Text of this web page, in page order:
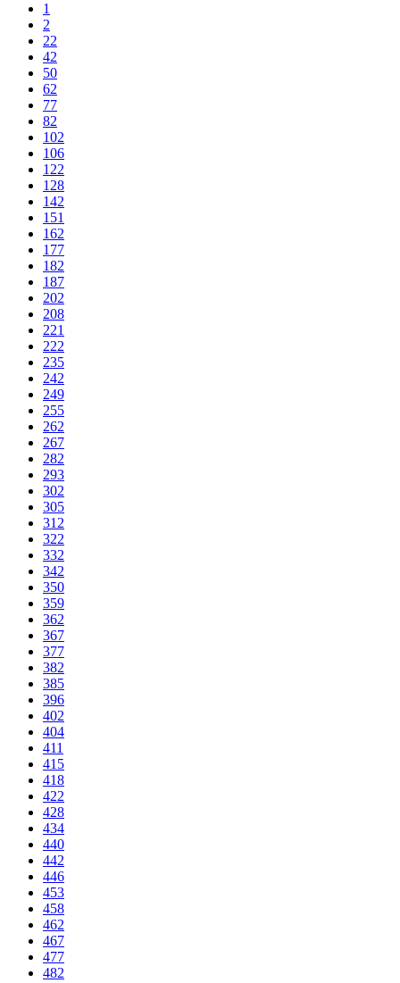
1
2
22
42
50
62
77
82
102
106
122
128
142
151
162
177
182
187
202
208
221
222
235
242
249
255
262
267
282
293
302
305
312
322
332
342
350
359
362
367
377
382
385
396
402
404
411
415
418
422
428
434
440
442
446
453
458
462
467
477
482